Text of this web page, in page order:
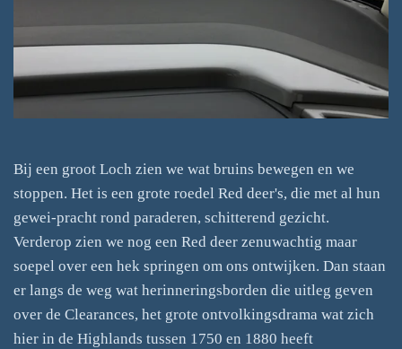
Bij een groot Loch zien we wat bruins bewegen en we
stoppen. Het is een grote roedel Red deer's, die met al hun
gewei-pracht rond paraderen, schitterend gezicht.
Verderop zien we nog een Red deer zenuwachtig maar
soepel over een hek springen om ons ontwijken. Dan staan
er langs de weg wat herinneringsborden die uitleg geven
over de Clearances, het grote ontvolkingsdrama wat zich
hier in de Highlands tussen 1750 en 1880 heeft